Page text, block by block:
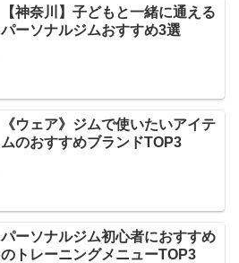
【神奈川】子どもと一緒に通える
パーソナルジムおすすめ3選
《ウェア》ジムで使いたいアイテ
ムのおすすめブランドTOP3
パーソナルジム初心者におすすめ
のトレーニングメニューTOP3